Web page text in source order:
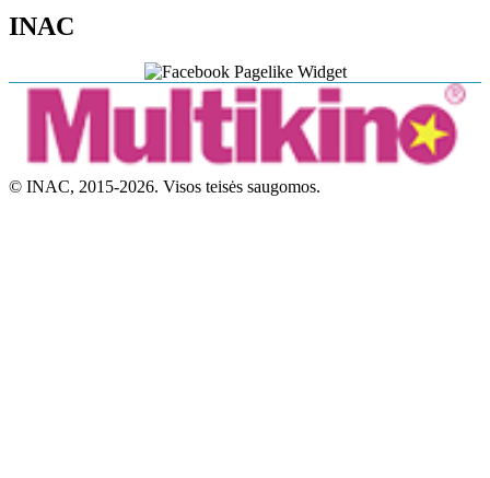
INAC
© INAC, 2015-2026. Visos teisės saugomos.